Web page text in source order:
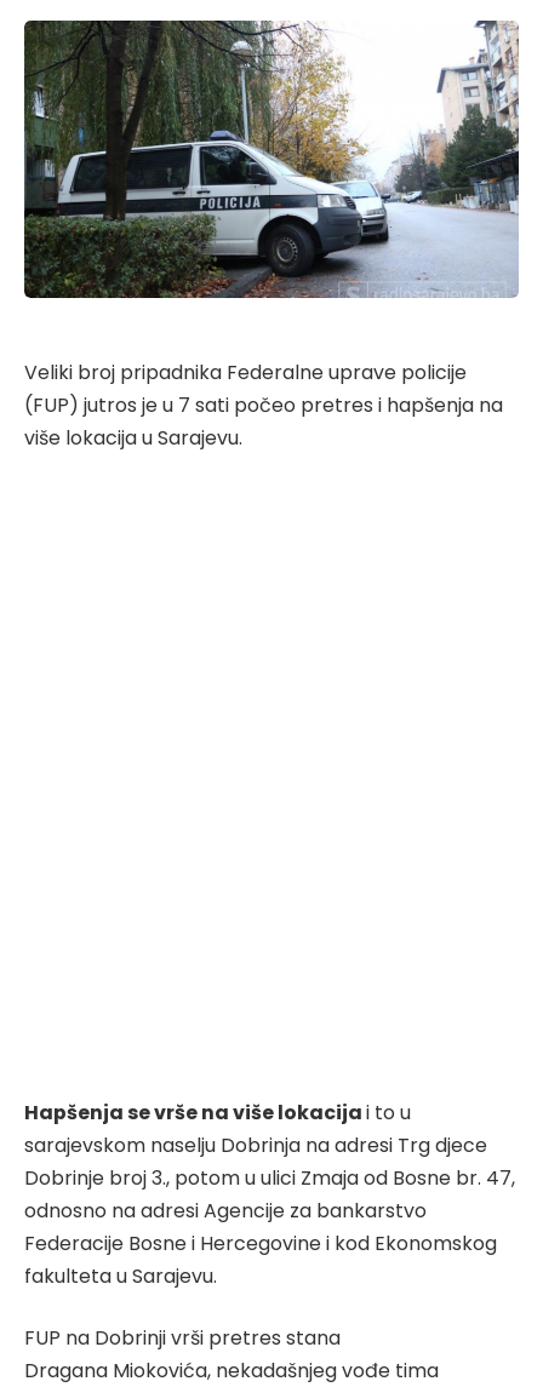
Veliki broj pripadnika Federalne uprave policije
(FUP) jutros je u 7 sati počeo pretres i hapšenja na
više lokacija u Sarajevu.
Hapšenja se vrše na više lokacijai to u
sarajevskom naselju Dobrinja na adresi Trg djece
Dobrinje broj 3., potom u ulici Zmaja od Bosne br. 47,
odnosno na adresi Agencije za bankarstvo
Federacije Bosne i Hercegovine i kod Ekonomskog
fakulteta u Sarajevu.
FUP na Dobrinji vrši pretres stana
Dragana Miokovića, nekadašnjeg vođe tima